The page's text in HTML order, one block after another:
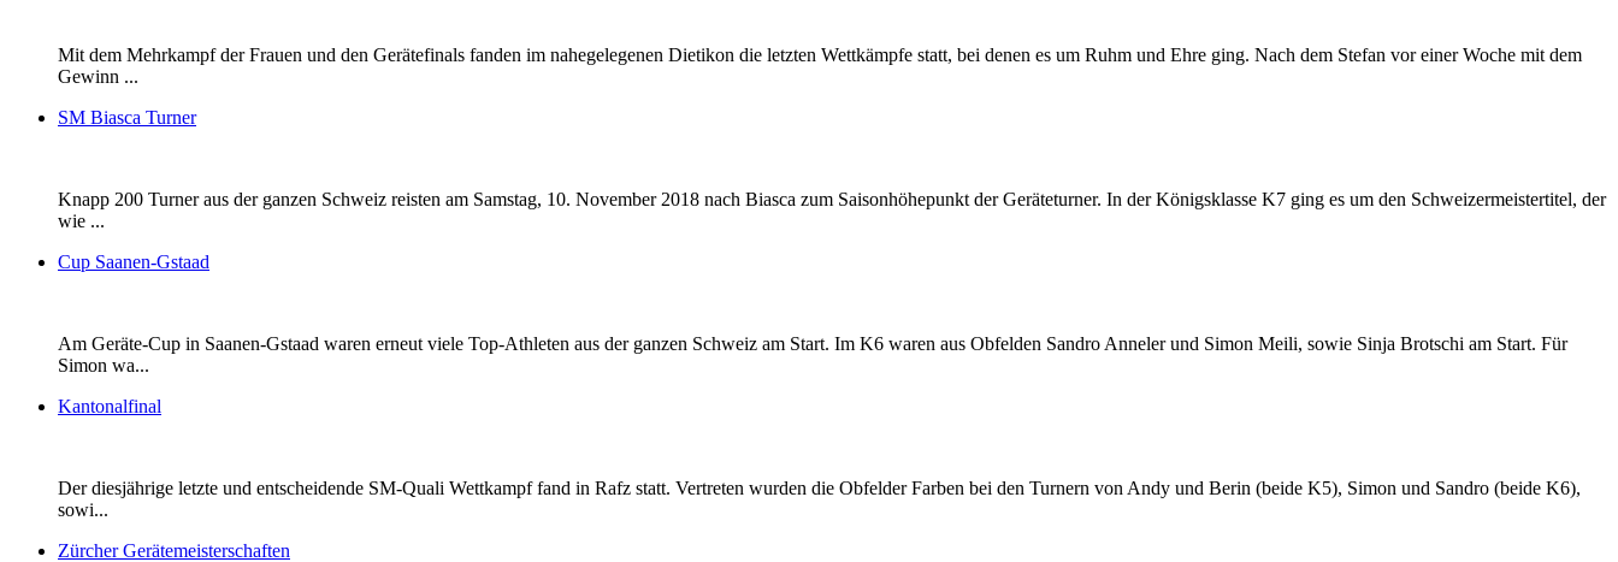
Mit dem Mehrkampf der Frauen und den Gerätefinals fanden im nahegelegenen Dietikon die letzten Wettkämpfe statt, bei denen es um Ruhm und Ehre ging. Nach dem Stefan vor einer Woche mit dem
Gewinn ...
SM Biasca Turner
Knapp 200 Turner aus der ganzen Schweiz reisten am Samstag, 10. November 2018 nach Biasca zum Saisonhöhepunkt der Geräteturner. In der Königsklasse K7 ging es um den Schweizermeistertitel, der
wie ...
Cup Saanen-Gstaad
Am Geräte-Cup in Saanen-Gstaad waren erneut viele Top-Athleten aus der ganzen Schweiz am Start. Im K6 waren aus Obfelden Sandro Anneler und Simon Meili, sowie Sinja Brotschi am Start. Für
Simon wa...
Kantonalfinal
Der diesjährige letzte und entscheidende SM-Quali Wettkampf fand in Rafz statt. Vertreten wurden die Obfelder Farben bei den Turnern von Andy und Berin (beide K5), Simon und Sandro (beide K6),
sowi...
Zürcher Gerätemeisterschaften